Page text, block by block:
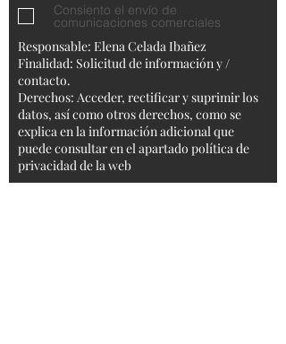
Consiento el envío de
comunicaciones comerciales
Responsable: Elena Celada Ibañez
Finalidad: Solicitud de información y /
contacto.
Derechos: Acceder, rectificar y suprimir los
datos, así como otros derechos, como se
explica en la información adicional que
puede consultar en el apartado política de
privacidad de la web